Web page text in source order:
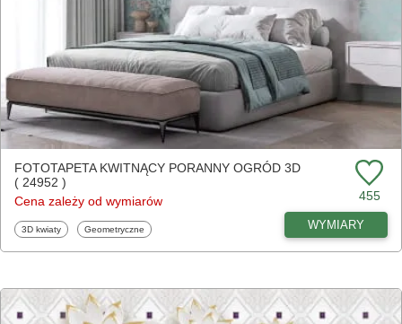
FOTOTAPETA KWITNĄCY PORANNY OGRÓD 3D
( 24952 )
Cena zależy od wymiarów
455
Fototapety
3D kwiaty Fototapety
Geometryczne WYMIARY